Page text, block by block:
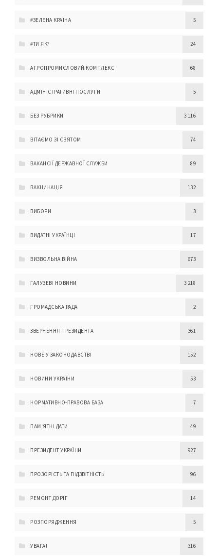
#ЗЕЛЕНА КРАЇНА 5
#ТИ ЯК? 24
АГРОПРОМИСЛОВИЙ КОМПЛЕКС 68
АДМІНІСТРАТИВНІ ПОСЛУГИ 5
БЕЗ РУБРИКИ 3 116
ВІТАЄМО ЗІ СВЯТОМ 74
ВАКАНСІЇ ДЕРЖАВНОЇ СЛУЖБИ 89
ВАКЦИНАЦІЯ 132
ВИБОРИ 3
ВИДАТНІ УКРАЇНЦІ 17
ВИЗВОЛЬНА ВІЙНА 673
ГАЛУЗЕВІ НОВИНИ 3 218
ГРОМАДСЬКА РАДА 2
ЗВЕРНЕННЯ ПРЕЗИДЕНТА 361
НОВЕ У ЗАКОНОДАВСТВІ 152
НОВИНИ УКРАЇНИ 53
НОРМАТИВНО-ПРАВОВА БАЗА 7
ПАМ'ЯТНІ ДАТИ 49
ПРЕЗИДЕНТ УКРАЇНИ 927
ПРОЗОРІСТЬ ТА ПІДЗВІТНІСТЬ 96
РЕМОНТ ДОРІГ 14
РОЗПОРЯДЖЕННЯ 5
УВАГА! 316